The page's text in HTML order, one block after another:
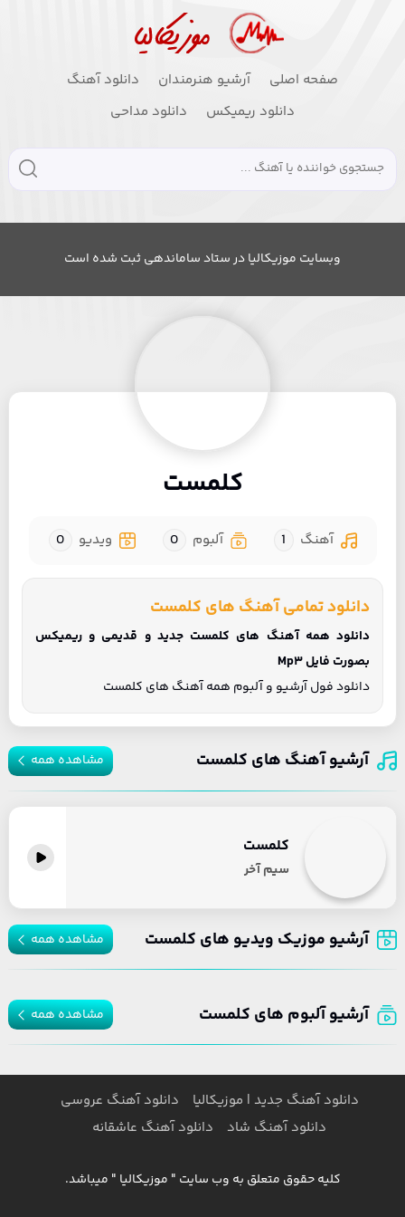
صفحه اصلی آرشیو هنرمندان
دانلود آهنگ
دانلود ریمیکس
دانلود مداحی
وبسایت موزیکالیا در ستاد ساماندهی ثبت شده است
کلمست
آهنگ 1 آلبوم 0 ویدیو 0
دانلود تمامی آهنگ های کلمست
دانلود همه آهنگ های کلمست جدید و قدیمی و ریمیکس
بصورت فایل Mp3
دانلود فول آرشیو و آلبوم همه آهنگ های کلمست
آرشیو آهنگ های کلمست مشاهده همه
کلمست
سیم آخر
آرشیو موزیک ویدیو های کلمست مشاهده همه
آرشیو آلبوم های کلمست مشاهده همه
دانلود آهنگ جدید | موزیکالیا
دانلود آهنگ عروسی
دانلود آهنگ شاد
دانلود آهنگ عاشقانه
کلیه حقوق متعلق به وب سایت " موزیکالیا " میباشد.